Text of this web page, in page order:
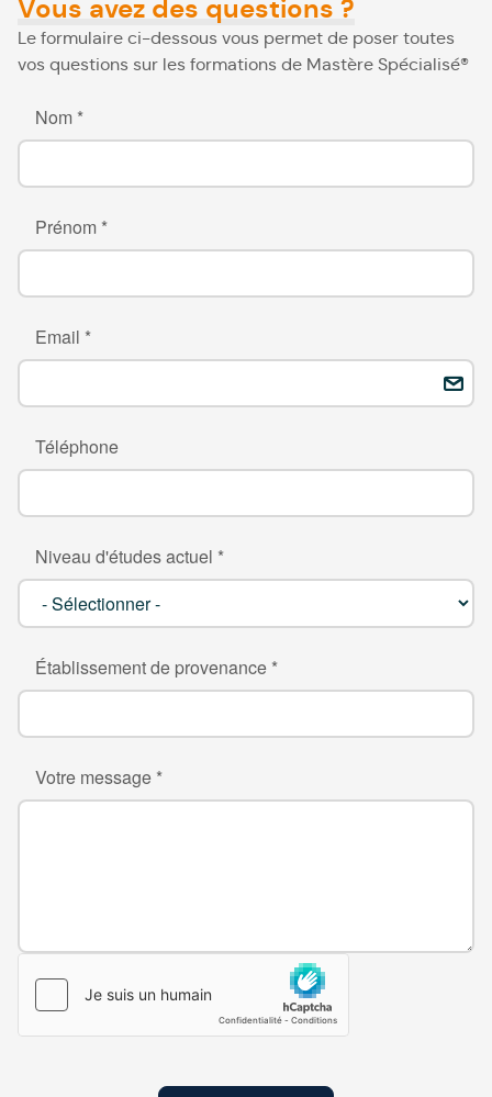
Vous avez des questions ?
Le formulaire ci-dessous vous permet de poser toutes
vos questions sur les formations de Mastère Spécialisé®
Nom *
Prénom *
Email *
Téléphone
Niveau d'études actuel *
Établissement de provenance *
Votre message *